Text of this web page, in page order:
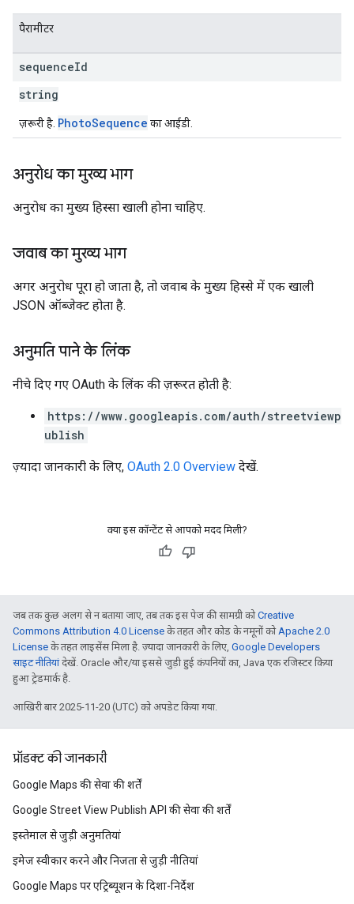
पैरामीटर
sequenceId
string
ज़रूरी है. PhotoSequence का आईडी.
अनुरोध का मुख्य भाग
अनुरोध का मुख्य हिस्सा खाली होना चाहिए.
जवाब का मुख्य भाग
अगर अनुरोध पूरा हो जाता है, तो जवाब के मुख्य हिस्से में एक खाली
JSON ऑब्जेक्ट होता है.
अनुमति पाने के लिंक
नीचे दिए गए OAuth के लिंक की ज़रूरत हाेती है:
https://www.googleapis.com/auth/streetviewp
ublish
ज़्यादा जानकारी के लिए, OAuth 2.0 Overview देखें.
क्या इस कॉन्टेंट से आपको मदद मिली?
जब तक कुछ अलग से न बताया जाए, तब तक इस पेज की सामग्री कोCreative
Commons Attribution 4.0 License के तहत और कोड के नमूनों कोApache 2.0
License के तहत लाइसेंस मिला है. ज़्यादा जानकारी के लिए, Google Developers
साइट नीतियांदेखें. Oracle और/या इससे जुड़ी हुई कंपनियों का, Java एक रजिस्टर किया
हुआ ट्रेडमार्क है.
आखिरी बार 2025-11-20 (UTC) को अपडेट किया गया.
प्रॉडक्ट की जानकारी
Google Maps की सेवा की शर्तें
Google Street View Publish API की सेवा की शर्तें
इस्तेमाल से जुड़ी अनुमतियां
इमेज स्वीकार करने और निजता से जुड़ी नीतियां
Google Maps पर एट्रिब्यूशन के दिशा-निर्देश